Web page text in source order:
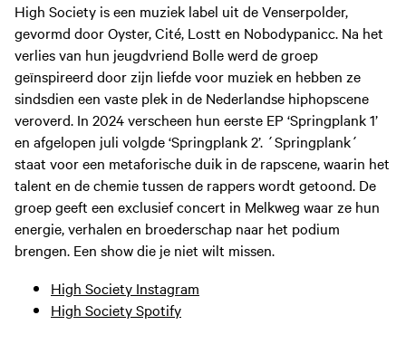
High Society is een muziek label uit de Venserpolder,
gevormd door Oyster, Cité, Lostt en Nobodypanicc. Na het
verlies van hun jeugdvriend Bolle werd de groep
geïnspireerd door zijn liefde voor muziek en hebben ze
sindsdien een vaste plek in de Nederlandse hiphopscene
veroverd. In 2024 verscheen hun eerste EP ‘Springplank 1’
en afgelopen juli volgde ‘Springplank 2’. ´Springplank´
staat voor een metaforische duik in de rapscene, waarin het
talent en de chemie tussen de rappers wordt getoond. De
groep geeft een exclusief concert in Melkweg waar ze hun
energie, verhalen en broederschap naar het podium
brengen. Een show die je niet wilt missen.
High Society Instagram
High Society Spotify